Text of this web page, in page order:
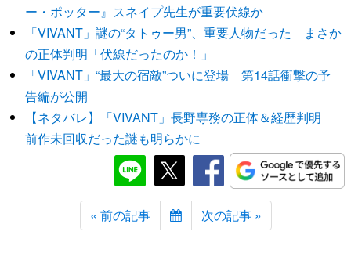
ー・ポッター』スネイプ先生が重要伏線か
「VIVANT」謎の“タトゥー男”、重要人物だった まさか
の正体判明「伏線だったのか！」
「VIVANT」“最大の宿敵”ついに登場 第14話衝撃の予
告編が公開
【ネタバレ】「VIVANT」長野専務の正体＆経歴判明
前作未回収だった謎も明らかに
« 前の記事 次の記事 »